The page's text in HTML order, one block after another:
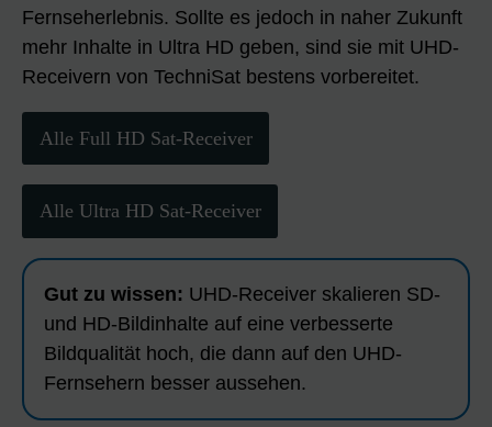
Fernseherlebnis. Sollte es jedoch in naher Zukunft
mehr Inhalte in Ultra HD geben, sind sie mit UHD-
Receivern von TechniSat bestens vorbereitet.
Alle Full HD Sat-Receiver
Alle Ultra HD Sat-Receiver
Gut zu wissen: UHD-Receiver skalieren SD-
und HD-Bildinhalte auf eine verbesserte
Bildqualität hoch, die dann auf den UHD-
Fernsehern besser aussehen.